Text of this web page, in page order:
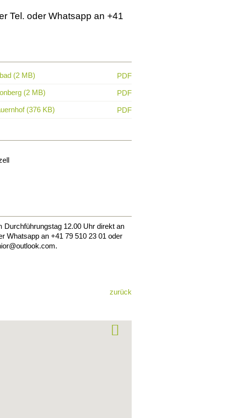
Tel. oder Whatsapp an +41
(2 MB)
PDF
(2 MB)
PDF
(376 KB)
PDF
Durchführungstag 12.00 Uhr direkt an
Whatsapp an +41 79 510 23 01 oder
zurück